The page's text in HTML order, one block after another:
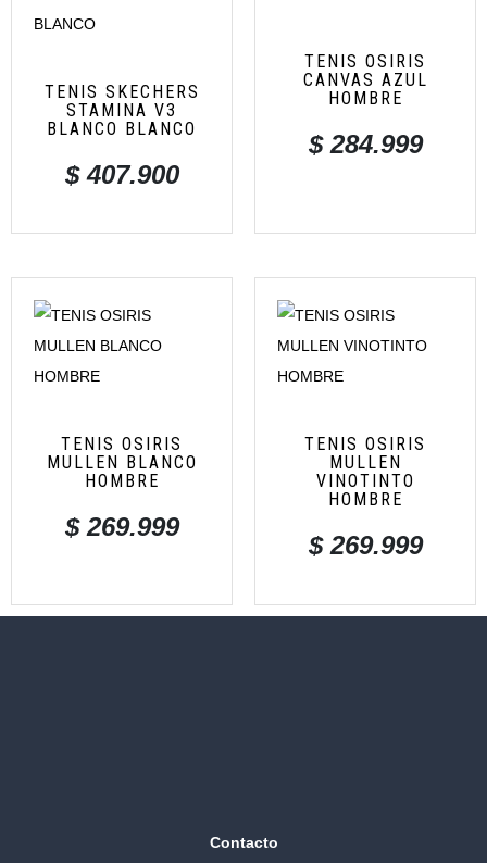
TENIS SKECHERS
STAMINA V3
BLANCO BLANCO
$407.900
TENIS OSIRIS
CANVAS AZUL
HOMBRE
$284.999
TENIS OSIRIS
MULLEN BLANCO
HOMBRE
$269.999
TENIS OSIRIS
MULLEN
VINOTINTO
HOMBRE
$269.999
Contacto